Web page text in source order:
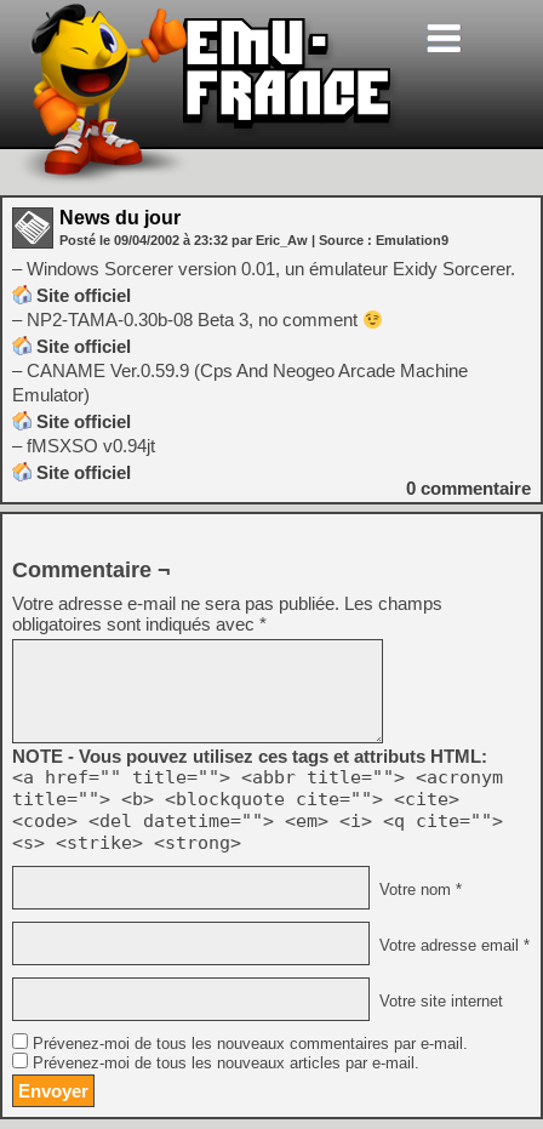
News du jour
Posté le 09/04/2002 à 23:32 par Eric_Aw | Source : Emulation9
– Windows Sorcerer version 0.01, un émulateur Exidy Sorcerer.
Site officiel
– NP2-TAMA-0.30b-08 Beta 3, no comment
Site officiel
– CANAME Ver.0.59.9 (Cps And Neogeo Arcade Machine
Emulator)
Site officiel
– fMSXSO v0.94jt
Site officiel
0 commentaire
Commentaire ¬
Votre adresse e-mail ne sera pas publiée. Les champs
obligatoires sont indiqués avec *
NOTE - Vous pouvez utilisez ces tags et attributs HTML:
<a href="" title=""> <abbr title=""> <acronym
title=""> <b> <blockquote cite=""> <cite>
<code> <del datetime=""> <em> <i> <q cite="">
<s> <strike> <strong>
Votre nom *
Votre adresse email *
Votre site internet
Prévenez-moi de tous les nouveaux commentaires par e-mail.
Prévenez-moi de tous les nouveaux articles par e-mail.